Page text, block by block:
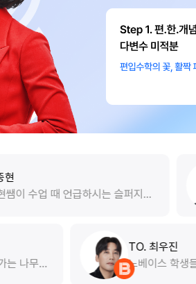
는 슬퍼지는
좋은 독해습
혼자 소설써
현쌤의 수업
영어 공부
리를 잡는
있도록 꾸
을 경험했
10번 찍으면 넘어가는 나무라
수학은 감정이 없습니다. 죄책감